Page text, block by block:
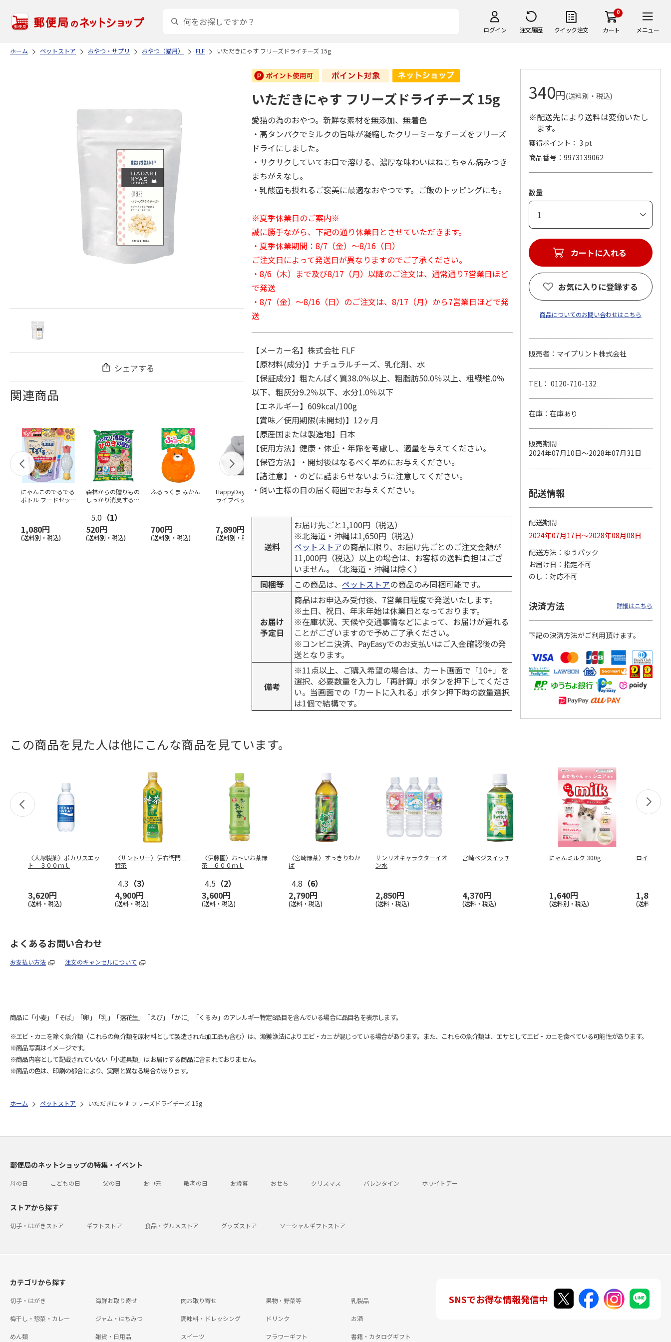
ログイン 注文履歴 クイック注文
0
カート メニュー
ホーム ペットストア おやつ・サプリ おやつ（猫用） FLF いただきにゃす フリーズドライチーズ 15g
シェアする
関連商品
にゃんこのでるでる
ボトル フードセッ
1,080円
(送料別・税込)
森林からの贈りもの
しっかり消臭するひ
5.0 （1）
520円
(送料別・税込)
ふるっくま みかん
700円
(送料別・税込)
HappyDays 2wayド
ライブベッド グレ
7,890円
(送料別・税込)
獣医師開発 ニオイ
レー
1,550円
(送料別・税込)
デオトイレ 飛び散
1,320円
(送料別・税込)
無添加良品 カムカ
…
470円
(送料別・税込)
おに…
ペット線香 虹のか
なた フルーティフ
ローラルの香り
590円
(送料別・税込)
100円
(送料別・税込)
いただきにゃす フリーズドライチーズ 15g
愛猫の為のおやつ。新鮮な素材を無添加、無着色
・高タンパクでミルクの旨味が凝縮したクリーミーなチーズをフリーズ
ドライにしました。
・サクサクしていてお口で溶ける、濃厚な味わいはねこちゃん病みつき
まちがえなし。
・乳酸菌も摂れるご褒美に最適なおやつです。ご飯のトッピングにも。
※夏季休業日のご案内※
誠に勝手ながら、下記の通り休業日とさせていただきます。
・夏季休業期間：8/7（金）～8/16（日）
ご注文日によって発送日が異なりますのでご了承ください。
・8/6（木）まで及び8/17（月）以降のご注文は、通常通り7営業日ほど
で発送
・8/7（金）～8/16（日）のご注文は、8/17（月）から7営業日ほどで発
送
【メーカー名】株式会社 FLF
【原材料(成分)】ナチュラルチーズ、乳化剤、水
【保証成分】粗たんぱく質38.0％以上、粗脂肪50.0％以上、粗繊維.0％
以下、粗灰分9.2％以下、水分1.0％以下
【エネルギー】609kcal/100g
【賞味／使用期限(未開封)】12ヶ月
【原産国または製造地】日本
【使用方法】健康・体重・年齢を考慮し、適量を与えてください。
【保管方法】・開封後はなるべく早めにお与えください。
【諸注意】・のどに詰まらせないように注意してください。
・飼い主様の目の届く範囲でお与えください。
送料
お届け先ごと1,100円（税込）
※北海道・沖縄は1,650円（税込）
ペットストアの商品に限り、お届け先ごとのご注文金額が
11,000円（税込）以上の場合は、お客様の送料負担はござ
いません。（北海道・沖縄は除く）
同梱等
この商品は、ペットストアの商品のみ同梱可能です。
お届け
予定日
商品はお申込み受付後、7営業日程度で発送いたします。
※土日、祝日、年末年始は休業日となっております。
※在庫状況、天候や交通事情などによって、お届けが遅れる
ことがございますので予めご了承ください。
※コンビニ決済、PayEasyでのお支払いはご入金確認後の発
送となります。
備考
※11点以上、ご購入希望の場合は、カート画面で「10+」を
選択、必要数量を入力し「再計算」ボタンを押下してくださ
い。当画面での「カートに入れる」ボタン押下時の数量選択
は1個で結構です。
340円(送料別・税込)
※配送先により送料は変動いたし
ます。
獲得ポイント： 3 pt
商品番号
9973139062
数量
カートに入れる
お気に入りに登録する
商品についてのお問い合わせはこちら
販売者：マイプリント株式会社
TEL： 0120-710-132
在庫：在庫あり
販売期間
2024年07月10日～2028年07月31日
配送情報
配送期間
2024年07月17日～2028年08月08日
配送方法
ゆうパック
お届け日
指定不可
のし
対応不可
決済方法 詳細はこちら
下記の決済方法がご利用頂けます。
この商品を見た人は他にこんな商品を見ています。
〈大塚製薬〉ポカリスエッ
ト ３００ｍｌ
3,620円
(送料・税込)
〈サントリー〉伊右衛門
特茶
4.3 （3）
4,900円
(送料・税込)
〈伊藤園〉お～いお茶緑
茶 ６００ｍｌ
4.5 （2）
3,600円
(送料・税込)
〈宮崎緑茶〉すっきりわか
ば
4.8 （6）
2,790円
(送料・税込)
サンリオキャラクターイオ
ン水
2,850円
(送料・税込)
宮崎ベジスイッチ
4,370円
(送料・税込)
にゃんミルク 300g
1,640円
(送料別・税込)
ロイヤルゴ
1,800円
(送料別・税
よくあるお問い合わせ
お支払い方法 注文のキャンセルについて
商品に「小麦」「そば」「卵」「乳」「落花生」「えび」「かに」「くるみ」のアレルギー特定8品目を含んでいる場合に品目名を表示します。
※エビ・カニを除く魚介類（これらの魚介類を原材料として製造された加工品も含む）は、漁獲漁法によりエビ・カニが混じっている場合があります。また、これらの魚介類は、エサとしてエビ・カニを食べている可能性があります。
※商品写真はイメージです。
※商品内容として記載されていない「小道具類」はお届けする商品に含まれておりません。
※商品の色は、印刷の都合により、実際と異なる場合があります。
ホーム ペットストア いただきにゃす フリーズドライチーズ 15g
郵便局のネットショップの特集・イベント
母の日 こどもの日 父の日 お中元 敬老の日 お歳暮 おせち クリスマス バレンタイン ホワイトデー
ストアから探す
切手・はがきストア ギフトストア 食品・グルメストア グッズストア ソーシャルギフトストア
カテゴリから探す
切手・はがき 海鮮お取り寄せ 肉お取り寄せ 果物・野菜等 乳製品
梅干し・惣菜・カレー ジャム・はちみつ 調味料・ドレッシング ドリンク お酒
めん類 雑貨・日用品 スイーツ フラワーギフト 書籍・カタログギフト
SNSでお得な情報発信中